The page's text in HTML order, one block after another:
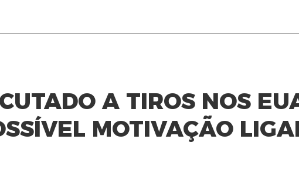
A TIROS NOS
MOTIVAÇÃO